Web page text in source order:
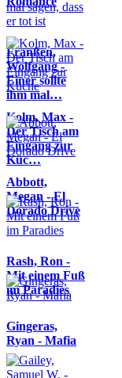
Franßen,
Wolfgang -
Einer sollte
ihm mal…
Kolm, Max -
Der Tisch am
Eingang zur
Küc…
Abbott,
Megan - El
Dorado Drive
Rash, Ron -
Mit einem Fuß
im Paradies
Gingeras,
Ryan - Mafia